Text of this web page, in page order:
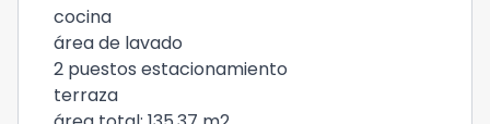
cocina
área de lavado
2 puestos estacionamiento
terraza